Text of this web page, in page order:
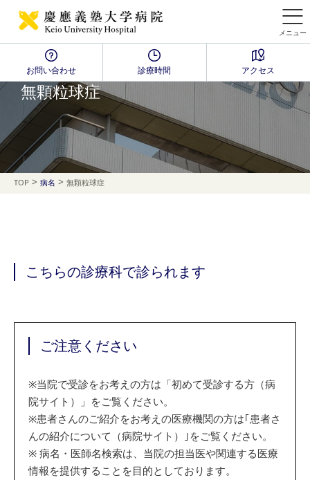
メニュー
お問い合わせ 診療時間 アクセス
Disease Name Search
無顆粒球症
TOP > 病名 > 無顆粒球症
こちらの診療科で診られます
ご注意ください
※当院で受診をお考えの方は「初めて受診する方（病
院サイト）」をご覧ください。
※患者さんのご紹介をお考えの医療機関の方は｢患者さ
んの紹介について（病院サイト）｣をご覧ください。
※ 病名・医師名検索は、当院の担当医や関連する医療
情報を提供することを目的としております。